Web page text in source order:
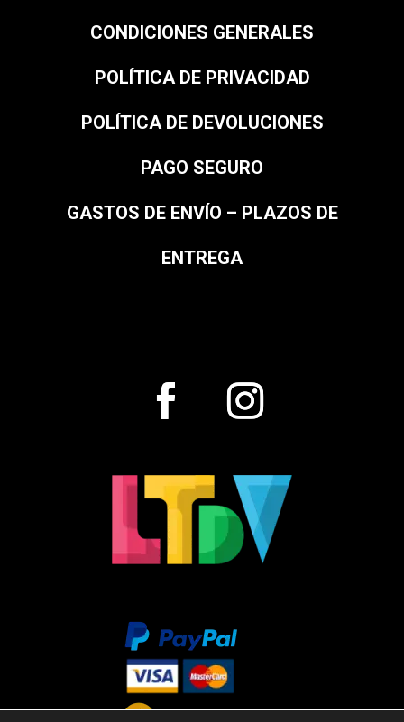
CONDICIONES GENERALES
POLÍTICA DE PRIVACIDAD
POLÍTICA DE DEVOLUCIONES
PAGO SEGURO
GASTOS DE ENVÍO – PLAZOS DE
ENTREGA